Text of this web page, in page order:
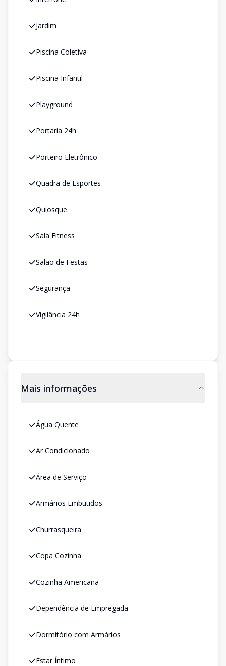
Jardim
Piscina Coletiva
Piscina Infantil
Playground
Portaria 24h
Porteiro Eletrônico
Quadra de Esportes
Quiosque
Sala Fitness
Salão de Festas
Segurança
Vigilância 24h
Mais informações
Água Quente
Ar Condicionado
Área de Serviço
Armários Embutidos
Churrasqueira
Copa Cozinha
Cozinha Americana
Dependência de Empregada
Dormitório com Armários
Estar Íntimo